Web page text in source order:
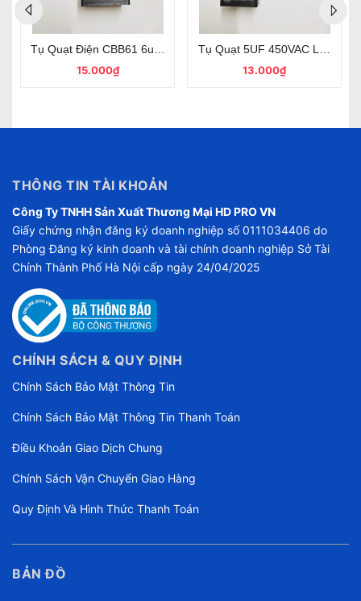
SENJU CBB61 Chất Lượng
Tụ Điện Máy Bơm Nước, Tụ Máy Giặt CBB60 18uF 450V Vỏ
52.000₫
Tụ Khởi Động SENJU CBB60
42.000₫
THÔNG TIN TÀI KHOẢN
Công Ty TNHH Sản Xuất Thương Mại HD PRO VN
Giấy chứng nhận đăng ký doanh nghiệp số 0111034406 do
Phòng Đăng ký kinh doanh và tài chính doanh nghiệp Sở Tài
Chính Thành Phố Hà Nội cấp ngày 24/04/2025
CHÍNH SÁCH & QUY ĐỊNH
Chính Sách Bảo Mật Thông Tin
Chính Sách Bảo Mật Thông Tin Thanh Toán
Điều Khoản Giao Dịch Chung
Chính Sách Vận Chuyển Giao Hàng
Quy Định Và Hình Thức Thanh Toán
BẢN ĐỒ